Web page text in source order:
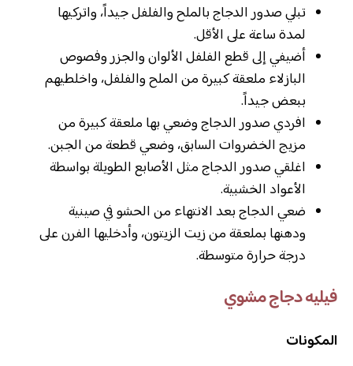
تبلي صدور الدجاج بالملح والفلفل جيداً، واتركيها
لمدة ساعة على الأقل.
أضيفي إلى قطع الفلفل الألوان والجزر وفصوص
البازلاء ملعقة كبيرة من الملح والفلفل، واخلطيهم
ببعض جيداً.
افردي صدور الدجاج وضعي بها ملعقة كبيرة من
مزيج الخضروات السابق، وضعي قطعة من الجبن.
اغلقي صدور الدجاج مثل الأصابع الطويلة بواسطة
الأعواد الخشبية.
ضعي الدجاج بعد الانتهاء من الحشو في صينية
ودهنها بملعقة من زيت الزيتون، وأدخليها الفرن على
درجة حرارة متوسطة.
فيليه دجاج مشوي
المكونات